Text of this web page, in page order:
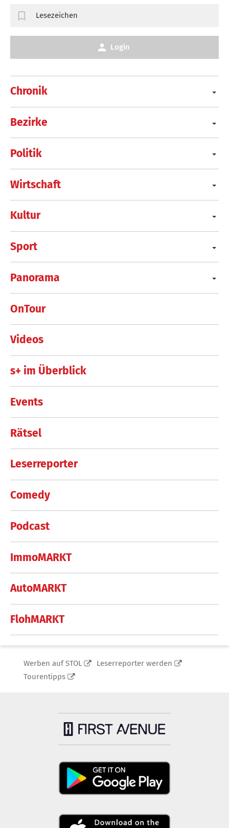
Chronik
Bezirke
Politik
Wirtschaft
Kultur
Sport
Panorama
OnTour
Videos
s+ im Überblick
Events
Rätsel
Leserreporter
Comedy
Podcast
ImmoMARKT
AutoMARKT
FlohMARKT
Lesezeichen
Login
Werben auf STOL
Leserreporter werden
Tourentipps